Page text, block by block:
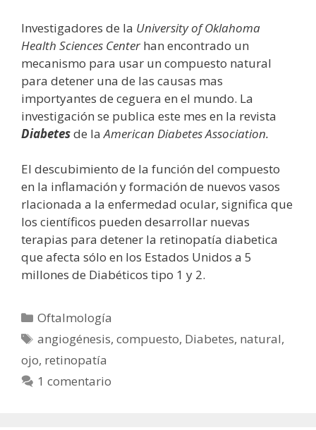
Investigadores de la University of Oklahoma
Health Sciences Center han encontrado un
mecanismo para usar un compuesto natural
para detener una de las causas mas
importyantes de ceguera en el mundo. La
investigación se publica este mes en la revista
Diabetesde laAmerican Diabetes Association.
El descubimiento de la función del compuesto
en la inflamación y formación de nuevos vasos
rlacionada a la enfermedad ocular, significa que
los científicos pueden desarrollar nuevas
terapias para detener la retinopatía diabetica
que afecta sólo en los Estados Unidos a 5
millones de Diabéticos tipo 1 y 2.
Categorías
Oftalmología
Etiquetas
angiogénesis,compuesto, Diabetes, natural,
ojo, retinopatía
1 comentario